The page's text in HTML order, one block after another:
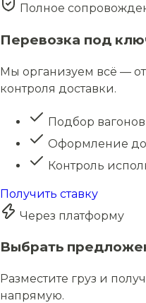
Полное
Перевозка под
Мы организуем всё —
контроля доставки.
Подбор вагонов
Оформление
Контроль
Получить ставку
Через платформу
Выбрать
Разместите груз и
напрямую.